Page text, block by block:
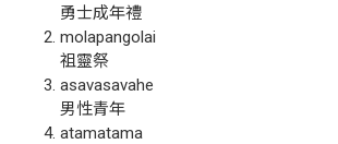
勇士成年禮
molapangolai
祖靈祭
asavasavahe
男性青年
atamatama